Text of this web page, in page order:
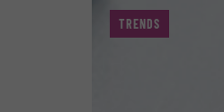
TRENDS